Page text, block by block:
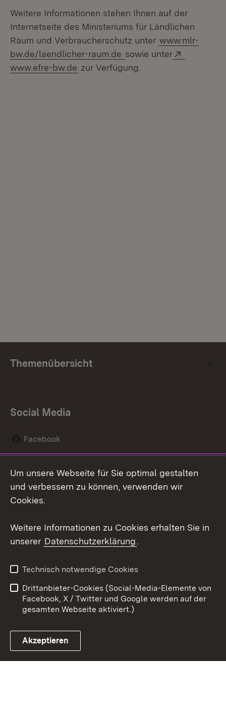
Weitere Informationen stehen Ihnen auf der
Internetseite des Ministeriums für Ländlichen
Raum und Verbraucherschutz unter www.mlr-
bw.de/laendlicher-raum.de sowie unter
www.efre-bw.de zur Verfügung.
Themenübersicht
Social Media
Facebook
Social Wall
Youtube
Link zum Landesportal
Kontakt
Datenschutz
Barrierefreiheit
Impressum Cookies
Um unsere Webseite für Sie optimal gestalten
und verbessern zu können, verwenden wir
Cookies.
Weitere Informationen zu Cookies erhalten Sie in
unserer Datenschutzerklärung.
Technisch notwendige Cookies
Drittanbieter-Cookies (Social-Media-Elemente von
Facebook, X / Twitter und Google werden auf der
gesamten Webseite aktiviert.)
Akzeptieren